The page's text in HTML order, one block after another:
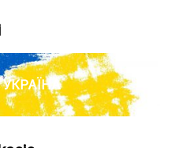
УКРАЇНА